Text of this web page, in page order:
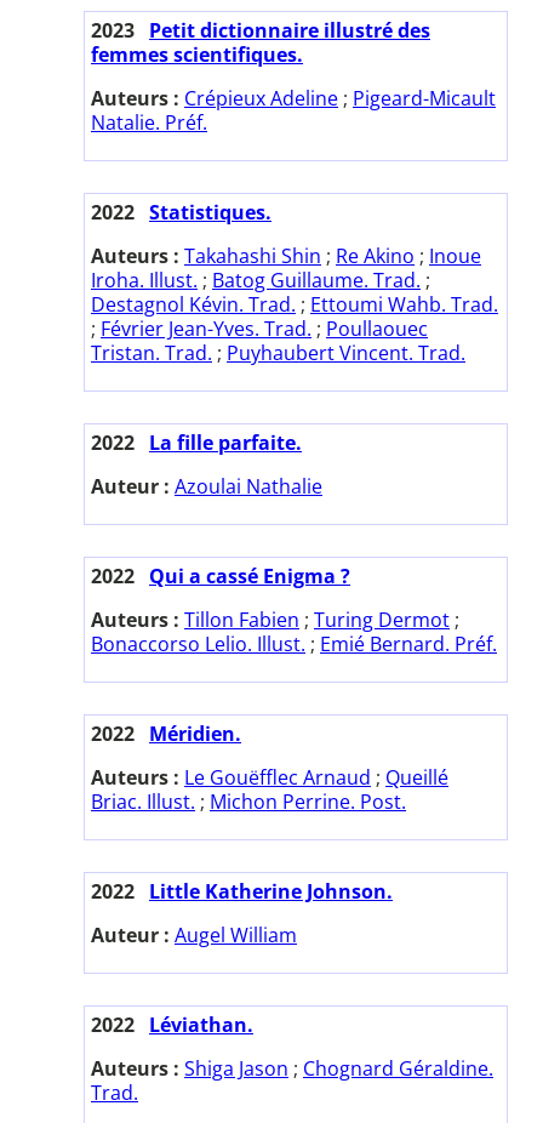
2023 Petit dictionnaire illustré des
femmes scientifiques.
Auteurs : Crépieux Adeline ; Pigeard-Micault
Natalie. Préf.
2022 Statistiques.
Auteurs : Takahashi Shin ; Re Akino ; Inoue
Iroha. Illust. ; Batog Guillaume. Trad. ;
Destagnol Kévin. Trad. ; Ettoumi Wahb. Trad.
; Février Jean-Yves. Trad. ; Poullaouec
Tristan. Trad. ; Puyhaubert Vincent. Trad.
2022 La fille parfaite.
Auteur : Azoulai Nathalie
2022 Qui a cassé Enigma ?
Auteurs : Tillon Fabien ; Turing Dermot ;
Bonaccorso Lelio. Illust. ; Emié Bernard. Préf.
2022 Méridien.
Auteurs : Le Gouëfflec Arnaud ; Queillé
Briac. Illust. ; Michon Perrine. Post.
2022 Little Katherine Johnson.
Auteur : Augel William
2022 Léviathan.
Auteurs : Shiga Jason ; Chognard Géraldine.
Trad.